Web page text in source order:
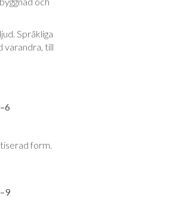
Språkliga
varandra, till
form.